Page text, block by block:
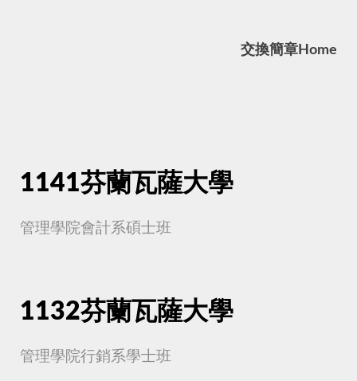
交換簡章 Home
1141芬蘭瓦薩大學
管理學院會計系碩士班
1132芬蘭瓦薩大學
管理學院行銷系學士班